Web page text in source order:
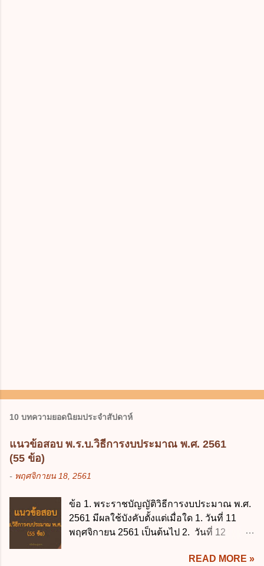
10 บทความยอดนิยมประจำสัปดาห์
แนวข้อสอบ พ.ร.บ.วิธีการงบประมาณ พ.ศ. 2561
(55 ข้อ)
- พฤศจิกายน 18, 2561
ข้อ 1. พระราชบัญญัติวิธีการงบประมาณ พ.ศ.
2561 มีผลใช้บังคับตั้งแต่เมื่อใด 1. วันที่ 11
พฤศจิกายน 2561 เป็นต้นไป 2. วันที่ 12
พฤศจิกายน 2561 เป็นต้นไป 4. วันที่ 14
READ MORE »